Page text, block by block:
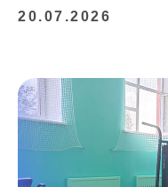
20.07.2026